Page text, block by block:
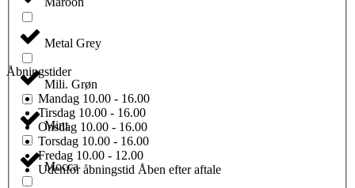
Metal Grey
Mili. Grøn
Mint
Mocca
Åbningstider
Mandag 10.00 - 16.00
Tirsdag 10.00 - 16.00
Onsdag 10.00 - 16.00
Torsdag 10.00 - 16.00
Fredag 10.00 - 12.00
Udenfor åbningstid Åben efter aftale